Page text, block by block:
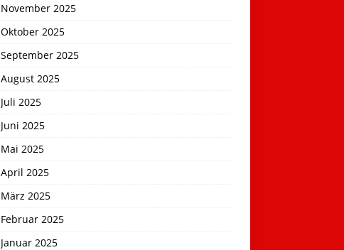
November 2025
Oktober 2025
September 2025
August 2025
Juli 2025
Juni 2025
Mai 2025
April 2025
März 2025
Februar 2025
Januar 2025